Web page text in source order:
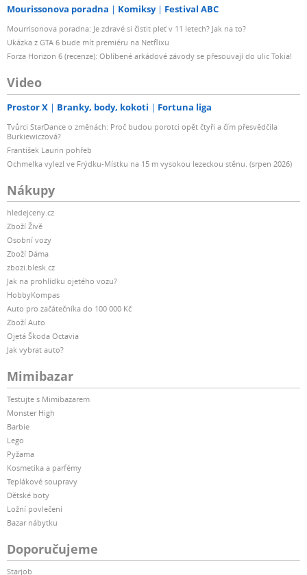
Mourissonova poradna Komiksy Festival ABC
Mourrisonova poradna: Je zdravé si čistit pleť v 11 letech? Jak na to?
Ukázka z GTA 6 bude mít premiéru na Netflixu
Forza Horizon 6 (recenze): Oblíbené arkádové závody se přesouvají do ulic Tokia!
Video
Prostor X Branky, body, kokoti Fortuna liga
Tvůrci StarDance o změnách: Proč budou porotci opět čtyři a čím přesvědčila
Burkiewiczová?
František Laurin pohřeb
Ochmelka vylezl ve Frýdku-Místku na 15 m vysokou lezeckou stěnu. (srpen 2026)
Nákupy
hledejceny.cz
Zboží Živě
Osobní vozy
Zboží Dáma
zbozi.blesk.cz
Jak na prohlídku ojetého vozu?
HobbyKompas
Auto pro začátečníka do 100 000 Kč
Zboží Auto
Ojetá Škoda Octavia
Jak vybrat auto?
Mimibazar
Testujte s Mimibazarem
Monster High
Barbie
Lego
Pyžama
Kosmetika a parfémy
Teplákové soupravy
Dětské boty
Ložní povlečení
Bazar nábytku
Doporučujeme
Starjob